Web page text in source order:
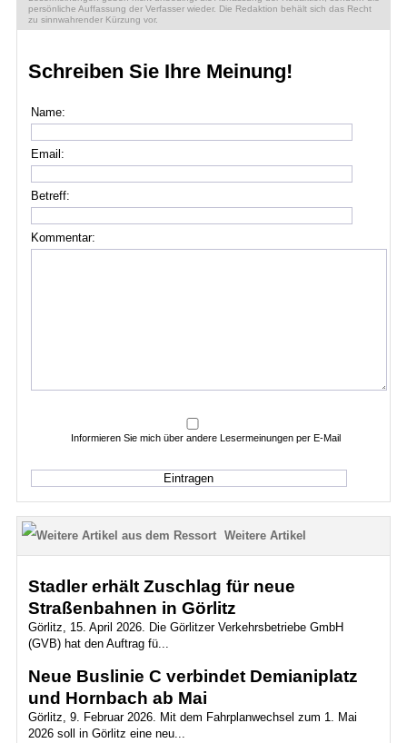
persönliche Auffassung der Verfasser wieder. Die Redaktion behält sich das Recht
zu sinnwahrender Kürzung vor.
Schreiben Sie Ihre Meinung!
Name:
Email:
Betreff:
Kommentar:
Informieren Sie mich über andere Lesermeinungen per E-Mail
Weitere Artikel
Stadler erhält Zuschlag für neue
Straßenbahnen in Görlitz
Görlitz, 15. April 2026. Die Görlitzer Verkehrsbetriebe GmbH
(GVB) hat den Auftrag fü...
Neue Buslinie C verbindet Demianiplatz
und Hornbach ab Mai
Görlitz, 9. Februar 2026. Mit dem Fahrplanwechsel zum 1. Mai
2026 soll in Görlitz eine neu...